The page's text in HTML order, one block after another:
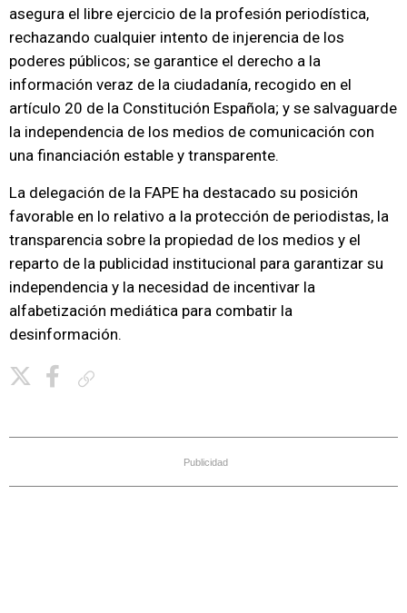
asegura el libre ejercicio de la profesión periodística,
rechazando cualquier intento de injerencia de los
poderes públicos; se garantice el derecho a la
información veraz de la ciudadanía, recogido en el
artículo 20 de la Constitución Española; y se salvaguarde
la independencia de los medios de comunicación con
una financiación estable y transparente.
La delegación de la FAPE ha destacado su posición
favorable en lo relativo a la protección de periodistas, la
transparencia sobre la propiedad de los medios y el
reparto de la publicidad institucional para garantizar su
independencia y la necesidad de incentivar la
alfabetización mediática para combatir la
desinformación.
Publicidad